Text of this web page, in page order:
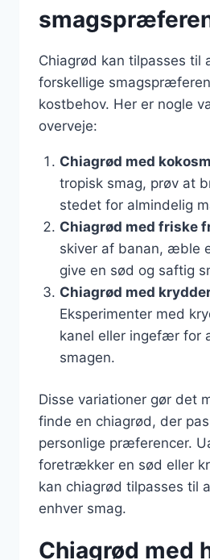
Chiagrød kan tilpasses til
forskellige
kostbehov. Her er nogle
overveje:
Chiagrød med
tropisk smag, prøv at
stedet for almindelig
Chiagrød med friske
skiver af banan, æble
give en sød og saftig
Chiagrød med
Eksperimenter med
kanel eller ingefær for
smagen.
Disse variationer gør det
finde en chiagrød, der
personlige præferencer.
foretrækker en sød eller
kan chiagrød tilpasses til
enhver smag.
Chiagrød med